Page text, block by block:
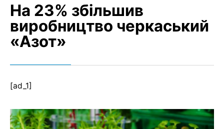
На 23% збільшив
виробництво черкаський
«Азот»
[ad_1]